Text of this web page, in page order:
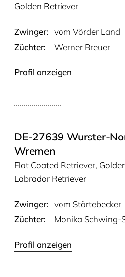
Golden Retriever
Zwinger:
vom Vör­der Land
Züchter:
Werner Breuer
Profil anzeigen
DE-27639 Wurster-
Wremen
Flat Coated Retriever,
Labrador Retriever
Zwinger:
vom Stör­te­be­cker
Züchter:
Monika Schwing-
Profil anzeigen